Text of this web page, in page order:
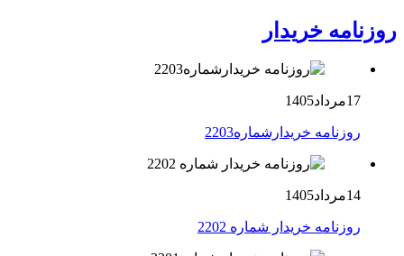
روزنامه خریدار
17مرداد1405
روزنامه خریدارشماره2203
14مرداد1405
روزنامه خریدار شماره 2202